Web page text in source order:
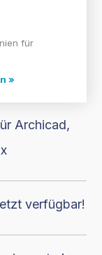
für
»
Archicad,
verfügbar!